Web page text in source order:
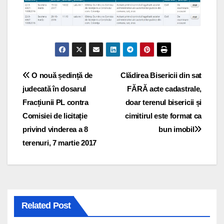
Navigare
în
articole
Clădirea Bisericii din sat
FĂRĂ acte cadastrale,
doar terenul bisericii și
cimitirul este format ca
bun imobil
O nouă ședință de
judecată în dosarul
Fracțiunii PL contra
Comisiei de licitație
privind vinderea a 8
terenuri, 7 martie 2017
Related Post